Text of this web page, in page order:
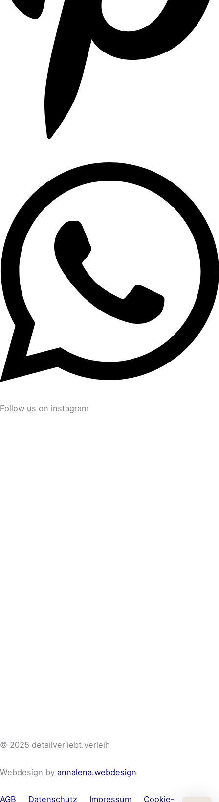
Follow us on instagram
© 2025 detailverliebt.verleih
Webdesign by annalena.webdesign
AGB Datenschutz Impressum Cookie-